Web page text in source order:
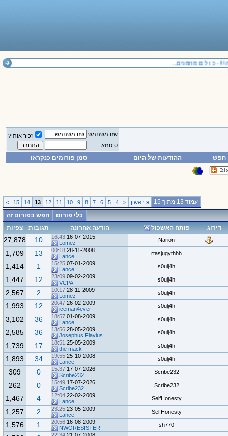
- כ ו ל ם מוזמנים...
שם משתמש
זכור אותי?
סיסמא
חפש ההודעות של היום סמן פורומים כנקראו
עמוד 13 מתוך 15 «ראשון <
4
5
6
7
8
9
10
11
12
13
14
15
>
כלי פורום
חפש בפורום זה
דירוג
פותח האשכול הודעה אחרונה תגובות צפיות
Narion
16-07-2015
16:43
Lomez
10
27,878
rtasjugythhh
28-11-2008
00:18
Lance
13
1,709
s0ulj4h
07-01-2009
15:25
Lance
1
1,414
s0ulj4h
09-02-2009
23:09
VCPA
12
1,447
s0ulj4h
28-11-2009
10:17
Lomez
2
2,567
s0ulj4h
26-02-2009
20:47
iceman4ever
12
1,993
s0ulj4h
01-08-2009
18:57
Lance
36
3,102
s0ulj4h
28-05-2009
13:56
Josephus Flavius
36
2,585
s0ulj4h
25-05-2009
18:51
the mack
17
1,739
s0ulj4h
25-10-2008
19:55
Lance
34
1,893
Scribe232
17-07-2026
15:37
Scribe232
0
309
Scribe232
17-07-2026
15:49
Scribe232
0
262
SelfHonesty
22-02-2009
12:04
Lance
4
1,467
SelfHonesty
23-05-2009
23:25
Lance
2
1,257
sh770
16-08-2009
20:56
NWORESISTER
1
1,576